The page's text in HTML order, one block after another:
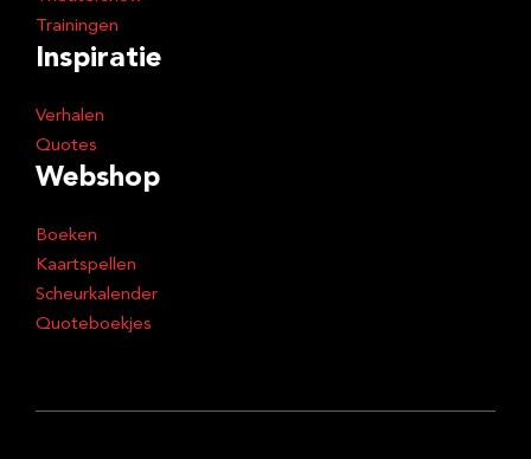
Trainingen
Inspiratie
Verhalen
Quotes
Webshop
Boeken
Kaartspellen
Scheurkalender
Quoteboekjes